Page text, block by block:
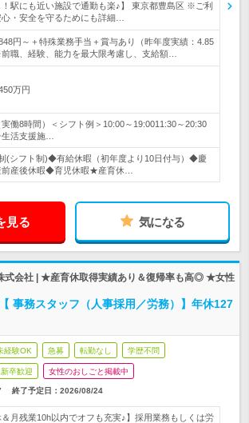
！駅にも近い施設で通勤も楽♪】 東京都豊島区 ※ご利
・安全を守るためにも詳細…
円～＋特殊業務手当＋賞与あり（昨年度実績：4.85
職、経験、能力を最大限考慮し、支給額…
万円
働8時間）＜シフト例＞10:00～19:0011:30～20:30
活支援施…
(シフト制)◆有給休暇（初年度より10日付与）◆慶
産後休暇◆育児休暇★産育休…
見る 気になる
式会社 | ★産育休取得実績あり＆復帰率も高◎ ★女性
事務スタッフ（人事採用／労務）】年休127
経験OK 急募 転勤なし 学歴不問
卒歓迎 女性のおしごと掲載中
終了予定日： 2026/08/24
＆月残業10h以内でオフも充実♪】採用業務もしくは労